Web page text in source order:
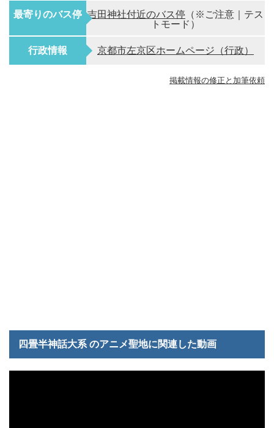
最寄りのバス停 吉田神社付近のバス停 （※ご注意｜テス
トモード）
行政情報 京都市左京区ホームページ（行政）
掲載情報の修正と加筆依頼
四畳半神話大系 のアニメ聖地に関連した動画